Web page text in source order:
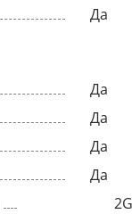
Да
Да
Да
Да
Да